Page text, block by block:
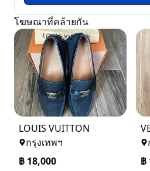
โฆษณาที่คล้ายกัน
LOUIS VUITTON
กรุงเทพฯ
฿ 18,000
฿